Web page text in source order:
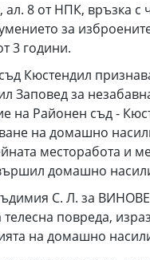
ал. 8 от НПК, връзка
за
3 години.
Кюстендил
Заповед за
на Районен съд -
на домашно
месторабота и
домашно
С. Л. за
телесна повреда,
на домашно